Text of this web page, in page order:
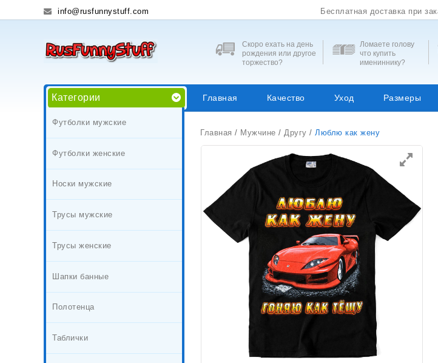
info@rusfunnystuff.com Бесплатная доставка при
Скоро ехать на день
рождения или другое
торжество?
Ломаете голову
что купить
имениннику?
Категории
Футболки мужские
Футболки женские
Носки мужские
Трусы мужские
Трусы женские
Шапки банные
Полотенца
Таблички
Главная Качество Уход Размеры
Главная / Мужчине / Другу / Люблю как жену